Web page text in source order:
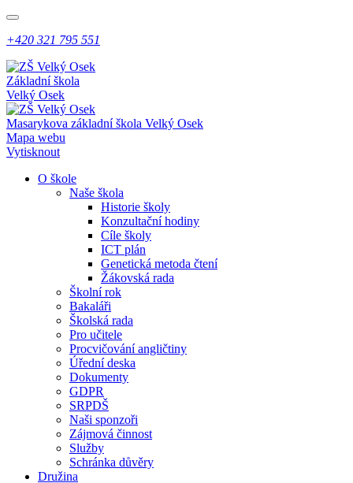
+420 321 795 551
Základní škola
Velký Osek
Masarykova základní škola Velký Osek
Mapa webu
Vytisknout
O škole
Naše škola
Historie školy
Konzultační hodiny
Cíle školy
ICT plán
Genetická metoda čtení
Žákovská rada
Školní rok
Bakaláři
Školská rada
Pro učitele
Procvičování angličtiny
Úřední deska
Dokumenty
GDPR
SRPDŠ
Naši sponzoři
Zájmová činnost
Služby
Schránka důvěry
Družina